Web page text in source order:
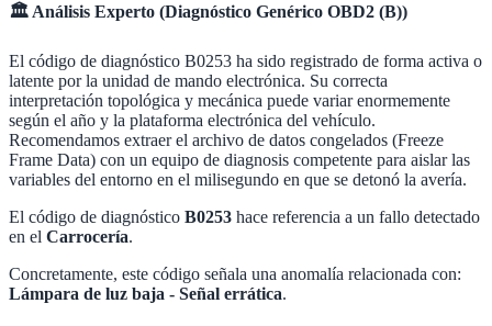
🏛️ Análisis Experto (Diagnóstico Genérico OBD2 (B))
El código de diagnóstico B0253 ha sido registrado de forma activa o
latente por la unidad de mando electrónica. Su correcta
interpretación topológica y mecánica puede variar enormemente
según el año y la plataforma electrónica del vehículo.
Recomendamos extraer el archivo de datos congelados (Freeze
Frame Data) con un equipo de diagnosis competente para aislar las
variables del entorno en el milisegundo en que se detonó la avería.
El código de diagnóstico B0253 hace referencia a un fallo detectado
en el Carrocería.
Concretamente, este código señala una anomalía relacionada con:
Lámpara de luz baja - Señal errática.